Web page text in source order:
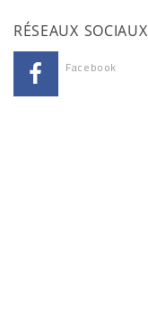
RÉSEAUX SOCIAUX
Facebook